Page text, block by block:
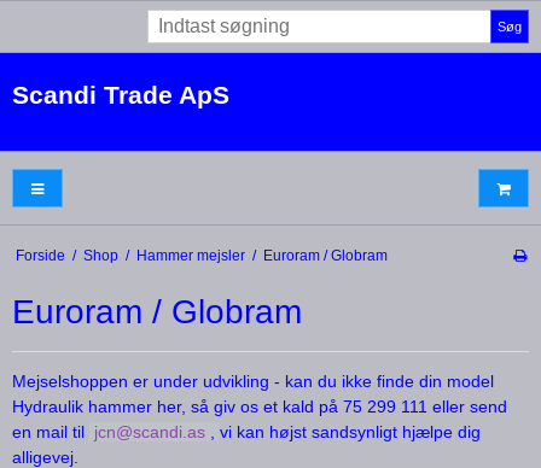
Søg
Scandi Trade ApS
Forside / Shop / Hammer mejsler / Euroram / Globram
Euroram / Globram
Mejselshoppen er under udvikling - kan du ikke finde din model
Hydraulik hammer her, så giv os et kald på 75 299 111 eller send
en mail til jcn@scandi.as
vi kan højst sandsynligt hjælpe dig
alligevej.